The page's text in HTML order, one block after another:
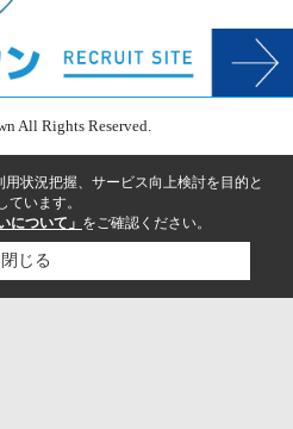
All Rights Reserved.
状況把握、サービス向上検討を目的と
います。
について」 をご確認ください。
閉じる